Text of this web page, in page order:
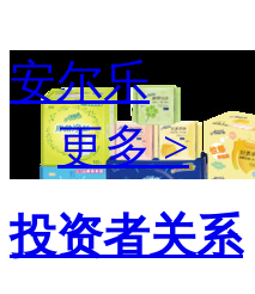
安尔乐
更多 >
投资者关系